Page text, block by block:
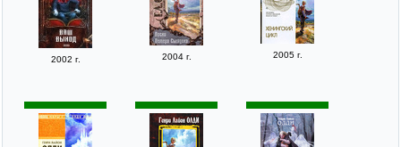
2002 г. 2004 г. 2005 г.